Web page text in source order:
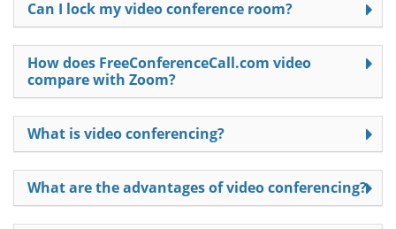
Can I lock my video conference room?
How does FreeConferenceCall.com video
compare with Zoom?
What is video conferencing?
What are the advantages of video conferencing?